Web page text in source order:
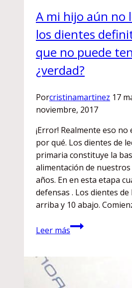
A mi hijo aún no
los dientes
que no puede
¿verdad?
Porcristinamartinez 17
noviembre, 2017
¡Error! Realmente eso no
por qué. Los dientes de
primaria constituye la
alimentación de
años. En en esta etapa
defensas . Los dientes de
arriba y 10 abajo.
Leer másA
mi